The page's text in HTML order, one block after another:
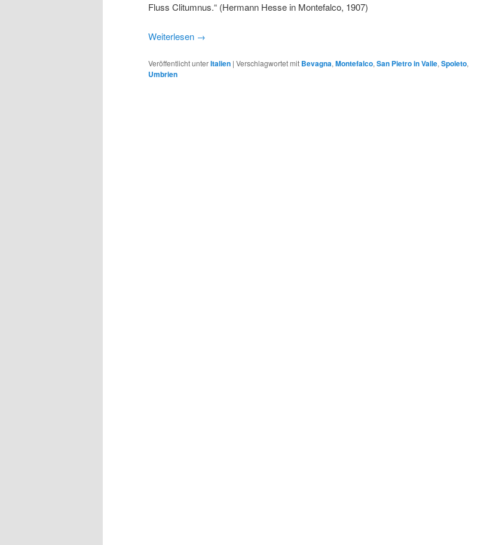
Fluss Clitumnus.“ (Hermann Hesse in Montefalco, 1907)
Weiterlesen →
Veröffentlicht unterItalien | Verschlagwortet mit Bevagna, Montefalco, San Pietro in Valle, Spoleto,
Umbrien